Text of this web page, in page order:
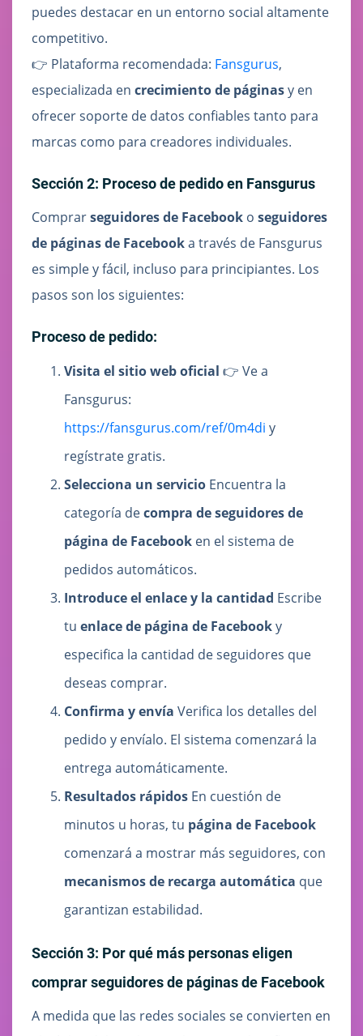
puedes destacar en un entorno social altamente
competitivo.
👉 Plataforma recomendada: Fansgurus,
especializada en crecimiento de páginasy en
ofrecer soporte de datos confiables tanto para
marcas como para creadores individuales.
Sección 2: Proceso de pedido en Fansgurus
Comprarseguidores de Facebook o seguidores
de páginas de Facebooka través de Fansgurus
es simple y fácil, incluso para principiantes. Los
pasos son los siguientes:
Proceso de pedido:
Visita el sitio web oficial 👉 Ve a
Fansgurus:
https://fansgurus.com/ref/0m4di y
regístrate gratis.
Selecciona un servicio Encuentra la
categoría decompra de seguidores de
página de Facebook en el sistema de
pedidos automáticos.
Introduce el enlace y la cantidad Escribe
tu enlace de página de Facebooky
especifica la cantidad de seguidores que
deseas comprar.
Confirma y envía Verifica los detalles del
pedido y envíalo. El sistema comenzará la
entrega automáticamente.
Resultados rápidos En cuestión de
minutos u horas, tu página de Facebook
comenzará a mostrar más seguidores, con
mecanismos de recarga automática que
garantizan estabilidad.
Sección 3: Por qué más personas eligen
comprar seguidores de páginas de Facebook
A medida que las redes sociales se convierten en